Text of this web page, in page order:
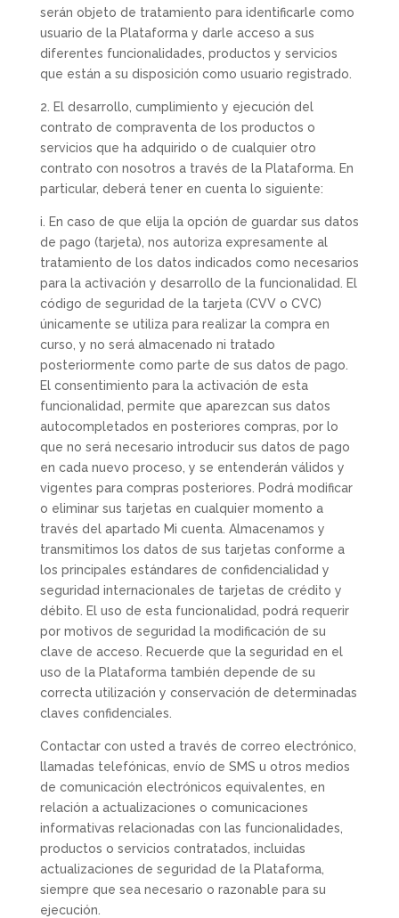
serán objeto de tratamiento para identificarle como
usuario de la Plataforma y darle acceso a sus
diferentes funcionalidades, productos y servicios
que están a su disposición como usuario registrado.
2. El desarrollo, cumplimiento y ejecución del
contrato de compraventa de los productos o
servicios que ha adquirido o de cualquier otro
contrato con nosotros a través de la Plataforma. En
particular, deberá tener en cuenta lo siguiente:
i. En caso de que elija la opción de guardar sus datos
de pago (tarjeta), nos autoriza expresamente al
tratamiento de los datos indicados como necesarios
para la activación y desarrollo de la funcionalidad. El
código de seguridad de la tarjeta (CVV o CVC)
únicamente se utiliza para realizar la compra en
curso, y no será almacenado ni tratado
posteriormente como parte de sus datos de pago.
El consentimiento para la activación de esta
funcionalidad, permite que aparezcan sus datos
autocompletados en posteriores compras, por lo
que no será necesario introducir sus datos de pago
en cada nuevo proceso, y se entenderán válidos y
vigentes para compras posteriores. Podrá modificar
o eliminar sus tarjetas en cualquier momento a
través del apartado Mi cuenta. Almacenamos y
transmitimos los datos de sus tarjetas conforme a
los principales estándares de confidencialidad y
seguridad internacionales de tarjetas de crédito y
débito. El uso de esta funcionalidad, podrá requerir
por motivos de seguridad la modificación de su
clave de acceso. Recuerde que la seguridad en el
uso de la Plataforma también depende de su
correcta utilización y conservación de determinadas
claves confidenciales.
Contactar con usted a través de correo electrónico,
llamadas telefónicas, envío de SMS u otros medios
de comunicación electrónicos equivalentes, en
relación a actualizaciones o comunicaciones
informativas relacionadas con las funcionalidades,
productos o servicios contratados, incluidas
actualizaciones de seguridad de la Plataforma,
siempre que sea necesario o razonable para su
ejecución.